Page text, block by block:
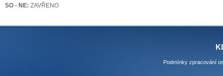
SO - NE: ZAVŘENO
Podmínky zpracování